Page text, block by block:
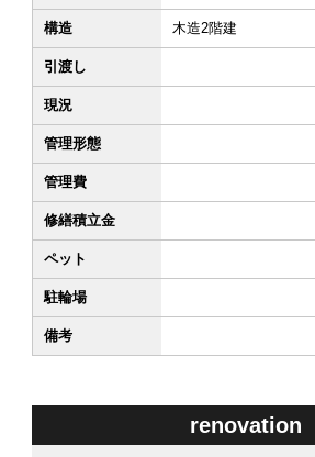
構造 木造2階建
引渡し
現況
管理形態
管理費
修繕積立金
ペット
駐輪場
備考
renovation